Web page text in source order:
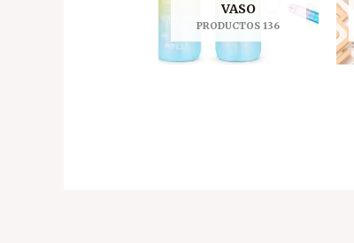
VASO
PRODUCTOS 136